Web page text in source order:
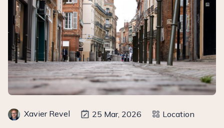
Xavier Revel 25 Mar, 2026 Location